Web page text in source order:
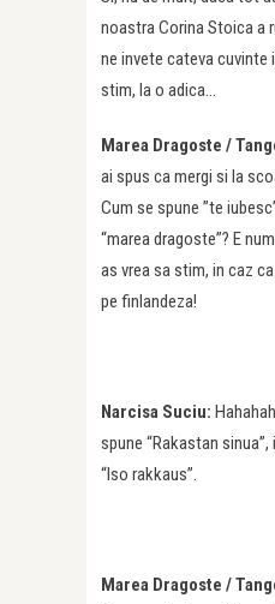
noastra Corina Stoica a
ne invete cateva cuvinte
stim, la o adica…
Marea Dragoste /
ai spus ca mergi si la
Cum se spune ”te
“marea dragoste”? E
as vrea sa stim, in caz
pe finlandeza!
Narcisa Suciu:
spune “Rakastan
“Iso rakkaus”.
Marea Dragoste /